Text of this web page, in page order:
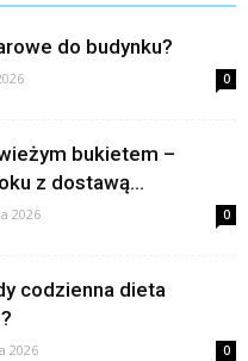
do budynku?
0
bukietem –
z dostawą...
2026 0
codzienna dieta
2026 0